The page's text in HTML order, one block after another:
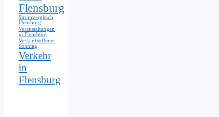
Flensburg
Stromvergleich
Flensburg
Veranstaltungen
in Flensburg
Verkaufsoffener
Sonntag
Verkehr
in
Flensburg